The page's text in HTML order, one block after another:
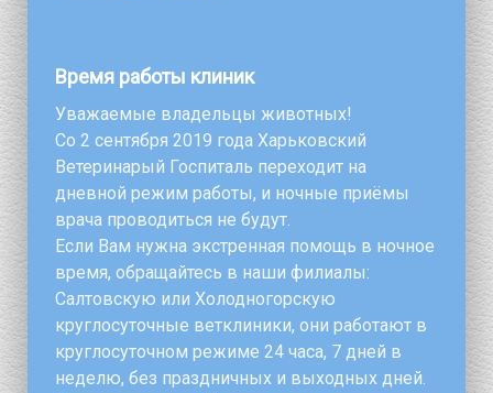
Время работы клиник
Уважаемые владельцы животных!
Со 2 сентября 2019 года Харьковский
Ветеринарый Госпиталь переходит на
дневной режим работы, и ночные приёмы
врача проводиться не будут.
Если Вам нужна экстренная помощь в ночное
время, обращайтесь в наши филиалы:
Салтовскую или Холодногорскую
круглосуточные ветклиники, они работают в
круглосуточном режиме 24 часа, 7 дней в
неделю, без праздничных и выходных дней.